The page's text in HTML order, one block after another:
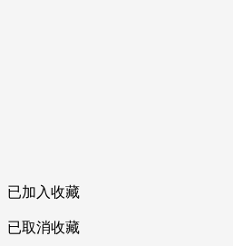
已加入收藏
已取消收藏